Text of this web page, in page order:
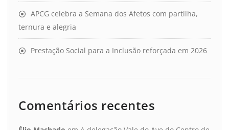
APCG celebra a Semana dos Afetos com partilha,
ternura e alegria
Prestação Social para a Inclusão reforçada em 2026
Comentários recentes